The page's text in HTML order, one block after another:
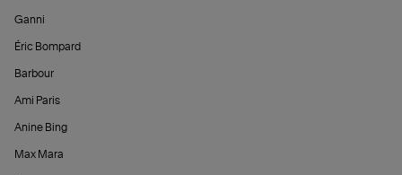
Ganni
Éric Bompard
Barbour
Ami Paris
Anine Bing
Max Mara